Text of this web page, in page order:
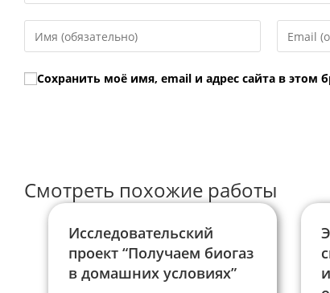
Введите
свое
имя
или
Введите
свой
Сохранить моё имя, email и адрес сайта в
Смотреть похожие работы
Исследовательский
проект “Получаем биогаз
в домашних условиях”